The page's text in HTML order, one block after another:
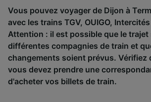
Vous pouvez voyager de Dijon à
avec les trains TGV, OUIGO, Intercités
Attention : il est possible que le
différentes compagnies de train et
changements soient prévus. Vérifiez
vous devez prendre une
d'acheter vos billets de train.